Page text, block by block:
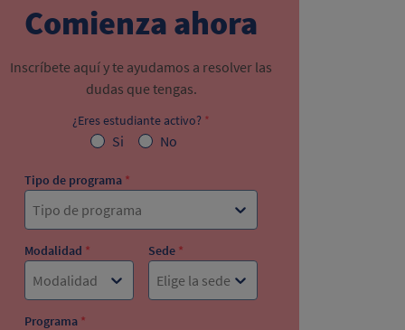
Comienza ahora
Inscríbete aquí y te ayudamos a resolver las
dudas que tengas.
¿Eres estudiante activo? *
Si No
Tipo de programa *
Tipo de programa
Modalidad *
Modalidad
Sede *
Elige la sede
Programa *